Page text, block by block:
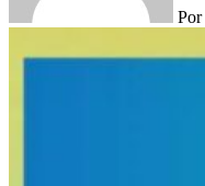
Por